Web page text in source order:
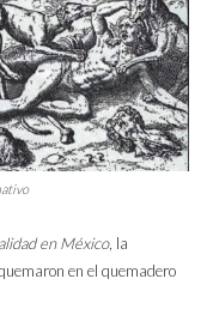
en México, la
en el quemadero